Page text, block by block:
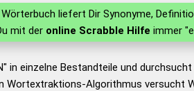
liefert Dir Synonyme,
mit der online Scrabble Hilfe immer
in einzelne Bestandteile und
Wortextraktions-Algorithmus versucht